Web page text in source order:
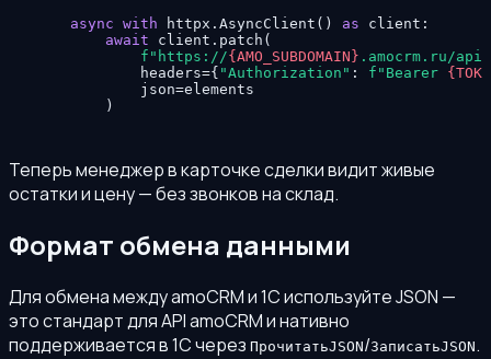
async with httpx.AsyncClient() as client:
await client.patch(
f"https://{AMO_SUBDOMAIN} .amocrm.ru/
            headers={
"Authorization" : f"Bearer
            json=elements
        )
Теперь менеджер в карточке сделки видит живые
остатки и цену — без звонков на склад.
Формат обмена данными
Для обмена между amoCRM и 1С используйте JSON —
это стандарт для API amoCRM и нативно
поддерживается в 1С через ПрочитатьJSON/ЗаписатьJSON.